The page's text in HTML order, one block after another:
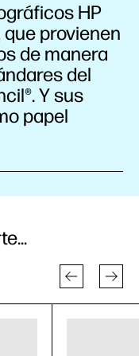
HP
que provienen
de manera
del
Y sus
papel